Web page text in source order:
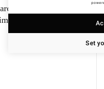
lourdes
DHL
Set